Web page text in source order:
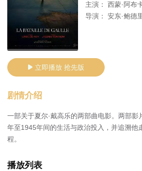
主演：
西蒙·阿布卡瑞安 西蒙·拉塞尔
导演：
安东·鲍德
 立即播放 抢先版
剧情介绍
一部关于夏尔·戴高乐的两部曲电影。两部
年至1945年间的生活与政治投入，并追溯他
程。
播放列表